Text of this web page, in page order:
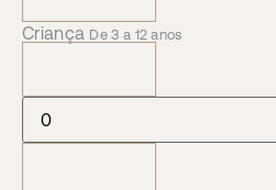
Criança De 3 a 12 anos